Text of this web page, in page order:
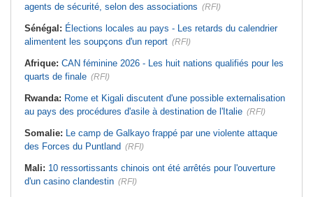
agents de sécurité, selon des associations (RFI)
Sénégal: Élections locales au pays - Les retards du calendrier
alimentent les soupçons d'un report (RFI)
Afrique: CAN féminine 2026 - Les huit nations qualifiés pour les
quarts de finale (RFI)
Rwanda: Rome et Kigali discutent d'une possible externalisation
au pays des procédures d'asile à destination de l'Italie (RFI)
Somalie: Le camp de Galkayo frappé par une violente attaque
des Forces du Puntland (RFI)
Mali: 10 ressortissants chinois ont été arrêtés pour l'ouverture
d'un casino clandestin (RFI)